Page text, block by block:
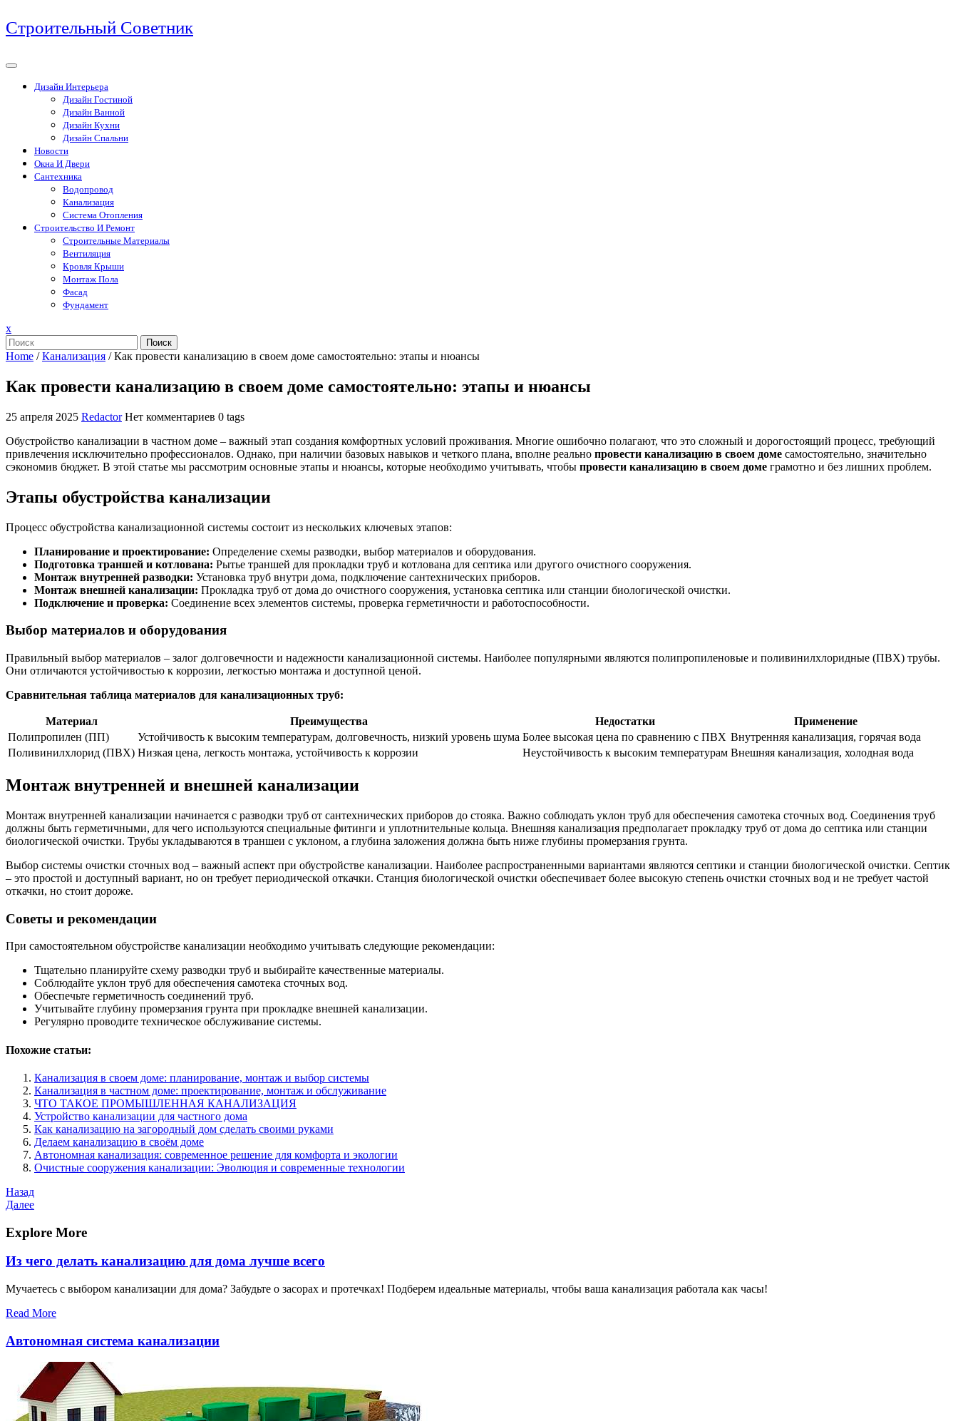
Перейти
к
Строительный Советник
Дизайн Интерьера
Дизайн Гостиной
Дизайн Ванной
Дизайн Кухни
Дизайн Спальни
Новости
Окна И Двери
Сантехника
Водопровод
Канализация
Система Отопления
Строительство И Ремонт
Строительные Материалы
Вентиляция
Кровля Крыши
Монтаж Пола
Фасад
Фундамент
xЗакрыть
меню
Поиск
Home /Канализация /Как провести канализацию в своем доме самостоятельно: этапы и нюансы
Как провести канализацию в своем доме самостоятельно: этапы и нюансы
25 апреля 2025 Redactor Нет комментариев 0 tags
Обустройство канализации в частном доме – важный этап создания комфортных условий проживания. Многие ошибочно полагают, что это сложный и дорогостоящий процесс, требующий
привлечения исключительно профессионалов. Однако, при наличии базовых навыков и четкого плана, вполне реально провести канализацию в своем доме самостоятельно, значительно
сэкономив бюджет. В этой статье мы рассмотрим основные этапы и нюансы, которые необходимо учитывать, чтобы провести канализацию в своем доме грамотно и без лишних проблем.
Этапы обустройства канализации
Процесс обустройства канализационной системы состоит из нескольких ключевых этапов:
Планирование и проектирование: Определение схемы разводки, выбор материалов и оборудования.
Подготовка траншей и котлована: Рытье траншей для прокладки труб и котлована для септика или другого очистного сооружения.
Монтаж внутренней разводки: Установка труб внутри дома, подключение сантехнических приборов.
Монтаж внешней канализации: Прокладка труб от дома до очистного сооружения, установка септика или станции биологической очистки.
Подключение и проверка: Соединение всех элементов системы, проверка герметичности и работоспособности.
Выбор материалов и оборудования
Правильный выбор материалов – залог долговечности и надежности канализационной системы. Наиболее популярными являются полипропиленовые и поливинилхлоридные (ПВХ) трубы.
Они отличаются устойчивостью к коррозии, легкостью монтажа и доступной ценой.
Сравнительная таблица материалов для канализационных труб:
Материал Преимущества Недостатки
Применение
Полипропилен (ПП)
Устойчивость к высоким температурам, долговечность, низкий уровень шума Более высокая цена по сравнению с ПВХ Внутренняя канализация, горячая вода
Поливинилхлорид (ПВХ) Низкая цена, легкость монтажа, устойчивость к коррозии Неустойчивость к высоким температурам Внешняя канализация, холодная вода
Монтаж внутренней и внешней канализации
Монтаж внутренней канализации начинается с разводки труб от сантехнических приборов до стояка. Важно соблюдать уклон труб для обеспечения самотека сточных вод. Соединения труб
должны быть герметичными, для чего используются специальные фитинги и уплотнительные кольца. Внешняя канализация предполагает прокладку труб от дома до септика или станции
биологической очистки. Трубы укладываются в траншеи с уклоном, а глубина заложения должна быть ниже глубины промерзания грунта.
Выбор системы очистки сточных вод – важный аспект при обустройстве канализации. Наиболее распространенными вариантами являются септики и станции биологической очистки. Септик
– это простой и доступный вариант, но он требует периодической откачки. Станция биологической очистки обеспечивает более высокую степень очистки сточных вод и не требует частой
откачки, но стоит дороже.
Советы и рекомендации
При самостоятельном обустройстве канализации необходимо учитывать следующие рекомендации:
Тщательно планируйте схему разводки труб и выбирайте качественные материалы.
Соблюдайте уклон труб для обеспечения самотека сточных вод.
Обеспечьте герметичность соединений труб.
Учитывайте глубину промерзания грунта при прокладке внешней канализации.
Регулярно проводите техническое обслуживание системы.
Похожие статьи:
Канализация в своем доме: планирование, монтаж и выбор системы
Канализация в частном доме: проектирование, монтаж и обслуживание
ЧТО ТАКОЕ ПРОМЫШЛЕННАЯ КАНАЛИЗАЦИЯ
Устройство канализации для частного дома
Как канализацию на загородный дом сделать своими руками
Делаем канализацию в своём доме
Автономная канализация: современное решение для комфорта и экологии
Очистные сооружения канализации: Эволюция и современные технологии
Навигация
по
записям
Предыдущая
запись
Назад
Следующая
Далее
Explore More
Из чего делать канализацию для дома лучше всего
Мучаетесь с выбором канализации для дома? Забудьте о засорах и протечках! Подберем идеальные материалы, чтобы ваша канализация работала как часы!
Read More
Автономная система канализации